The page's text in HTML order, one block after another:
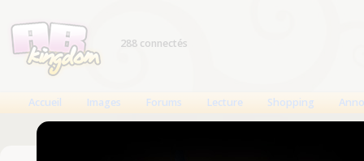
288 connectés
Accueil Images Forums Lecture Shopping